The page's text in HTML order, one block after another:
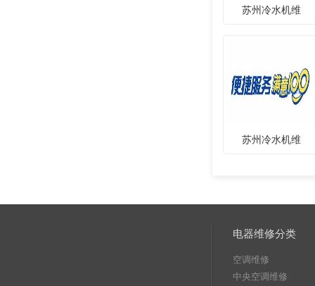
苏州冷水机维
苏州冷水机维
电器维修分类
空调维修
中央空调维修